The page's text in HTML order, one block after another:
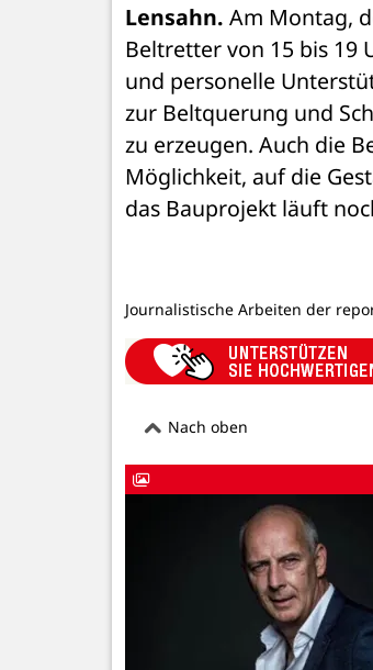
Lensahn. Am Montag,
Beltretter von 15 bis 19
und personelle
zur Beltquerung und
zu erzeugen. Auch die
Möglichkeit, auf die
das Bauprojekt läuft
Journalistische Arbeiten der
Nach oben